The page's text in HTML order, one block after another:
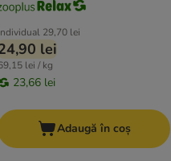
29,70 lei
lei
lei / kg
23,66 lei
Adaugă în coș